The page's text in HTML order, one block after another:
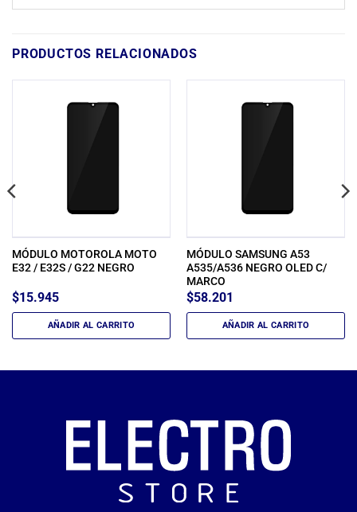
PRODUCTOS RELACIONADOS
MÓDULO MOTOROLA MOTO
E32 / E32S / G22 NEGRO
$15.945
AÑADIR AL CARRITO
MÓDULO SAMSUNG A53
A535/A536 NEGRO OLED C/
MARCO
$58.201
AÑADIR AL CARRITO